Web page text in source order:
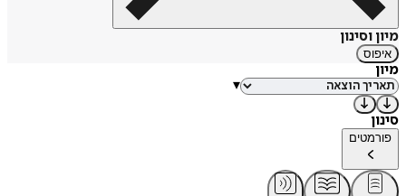
מיון וסינון
איפוס
מיון
▾
סינון
פורמטים